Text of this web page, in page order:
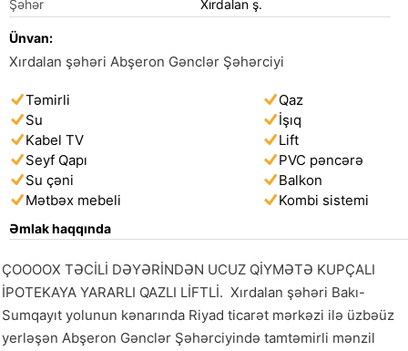
Şəhər Xırdalan ş.
Ünvan:
Xırdalan şəhəri Abşeron Gənclər Şəhərciyi
Təmirli
Qaz
Su
İşıq
Kabel TV
Lift
Seyf Qapı
PVC pəncərə
Su çəni
Balkon
Mətbəx mebeli
Kombi sistemi
Əmlak haqqında
ÇOOOOX TƏCİLİ DƏYƏRİNDƏN UCUZ QİYMƏTƏ KUPÇALI
İPOTEKAYA YARARLI QAZLI LİFTLİ.  Xırdalan şəhəri Bakı-
Sumqayıt yolunun kənarında Riyad ticarət mərkəzi ilə üzbəüz
yerləşən Abşeron Gənclər Şəhərciyində tamtəmirli mənzil